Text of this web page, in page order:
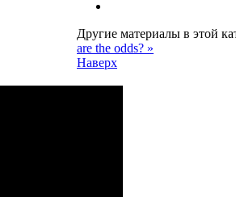
Другие материалы в этой
are the odds? »
Наверх